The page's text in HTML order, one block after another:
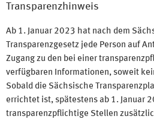
Transparenzhinweis
Ab 1. Januar 2023 hat nach dem
Transparenzgesetz jede Person auf
Zugang zu den bei einer
verfügbaren Informationen, soweit
Sobald die Sächsische
errichtet ist, spätestens ab 1. Januar
transparenzpflichtige Stellen